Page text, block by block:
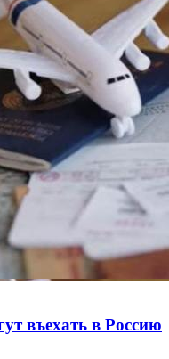
въехать в Россию